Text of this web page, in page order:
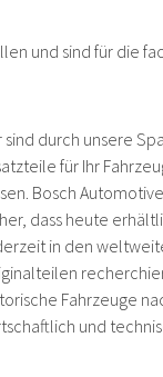
und sind für die
sind durch unsere
für Ihr
Bosch
dass heute
in den
Fahrzeuge
und